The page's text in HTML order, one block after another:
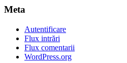
Meta
Autentificare
Flux intrări
Flux comentarii
WordPress.org